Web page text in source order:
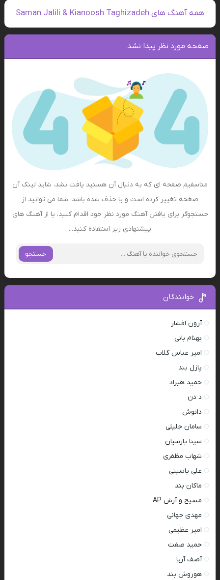
همه آهنگ های Saman Jalili & Kianoosh Taghizadeh
صفحه مورد نظر پیدا نشد
متاسفیم صفحه ای که به دنبال آن هستید یافت نشد، شاید لینک آن
صغحه تغییر کرده است و یا حذف شده باشد. شما می توانید از
جستجوگر برای یافتن آهنگ مورد نظر خود اقدام کنید، یا از آهنگ های
پیشنهادی زیر استفاده کنید...
جستجو
خوانندگان
آرون افشار
بهنام بانی
امیر عباس گلاب
پازل بند
حمید هیراد
د دن
دانوش
سامان جلیلی
سینا پارسیان
شهاب مظفری
علی یاسینی
ماکان بند
مسیح و آرش AP
مهدی جهانی
امیر عظیمی
حمید صفت
آصف آریا
هوروش بند